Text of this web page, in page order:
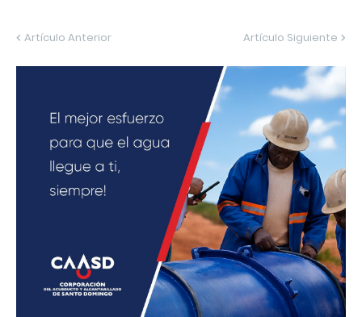
Artículo Anterior Artículo Siguiente